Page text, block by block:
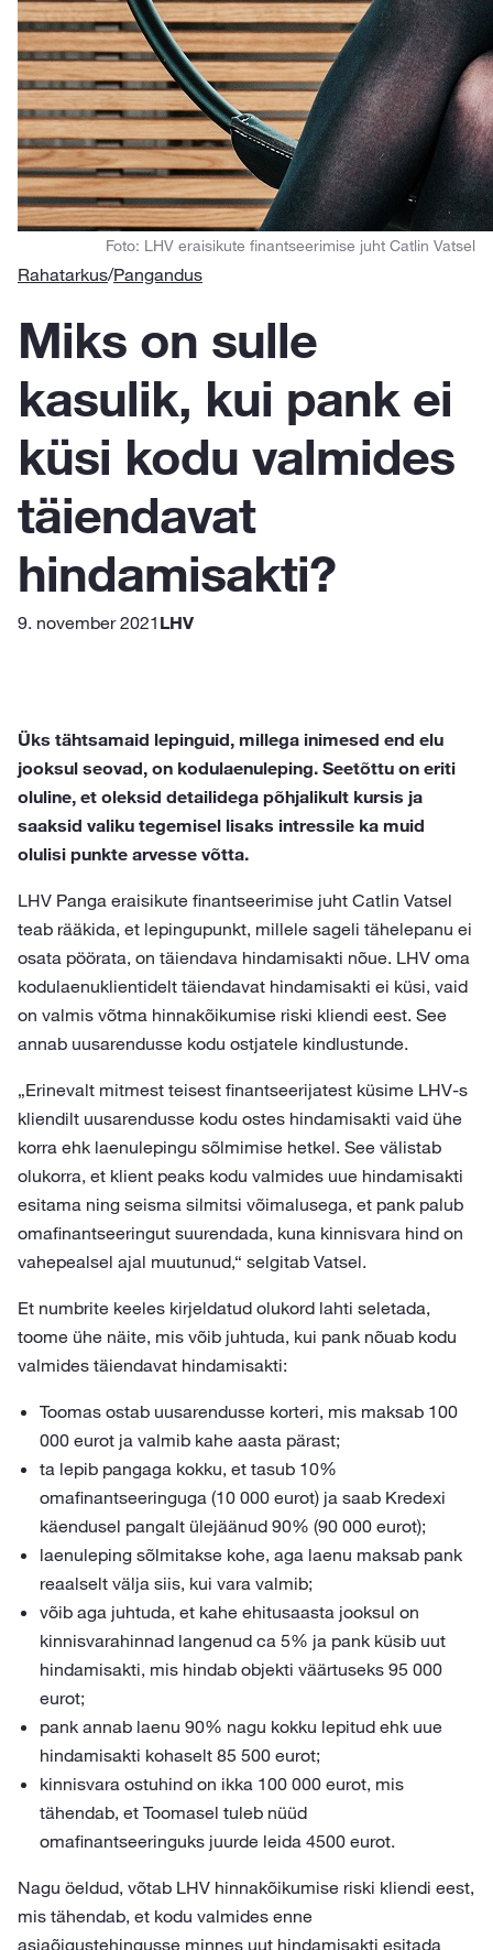
Foto: LHV eraisikute finantseerimise juht Catlin Vatsel
Rahatarkus/Pangandus
Miks on sulle
kasulik, kui pank ei
küsi kodu valmides
täiendavat
hindamisakti?
9. november 2021 LHV
Üks tähtsamaid lepinguid, millega inimesed end elu
jooksul seovad, on kodulaenuleping. Seetõttu on eriti
oluline, et oleksid detailidega põhjalikult kursis ja
saaksid valiku tegemisel lisaks intressile ka muid
olulisi punkte arvesse võtta.
LHV Panga eraisikute finantseerimise juht Catlin Vatsel
teab rääkida, et lepingupunkt, millele sageli tähelepanu ei
osata pöörata, on täiendava hindamisakti nõue. LHV oma
kodulaenuklientidelt täiendavat hindamisakti ei küsi, vaid
on valmis võtma hinnakõikumise riski kliendi eest. See
annab uusarendusse kodu ostjatele kindlustunde.
„Erinevalt mitmest teisest finantseerijatest küsime LHV-s
kliendilt uusarendusse kodu ostes hindamisakti vaid ühe
korra ehk laenulepingu sõlmimise hetkel. See välistab
olukorra, et klient peaks kodu valmides uue hindamisakti
esitama ning seisma silmitsi võimalusega, et pank palub
omafinantseeringut suurendada, kuna kinnisvara hind on
vahepealsel ajal muutunud,“ selgitab Vatsel.
Et numbrite keeles kirjeldatud olukord lahti seletada,
toome ühe näite, mis võib juhtuda, kui pank nõuab kodu
valmides täiendavat hindamisakti:
Toomas ostab uusarendusse korteri, mis maksab 100
000 eurot ja valmib kahe aasta pärast;
ta lepib pangaga kokku, et tasub 10%
omafinantseeringuga (10 000 eurot) ja saab Kredexi
käendusel pangalt ülejäänud 90% (90 000 eurot);
laenuleping sõlmitakse kohe, aga laenu maksab pank
reaalselt välja siis, kui vara valmib;
võib aga juhtuda, et kahe ehitusaasta jooksul on
kinnisvarahinnad langenud ca 5% ja pank küsib uut
hindamisakti, mis hindab objekti väärtuseks 95 000
eurot;
pank annab laenu 90% nagu kokku lepitud ehk uue
hindamisakti kohaselt 85 500 eurot;
kinnisvara ostuhind on ikka 100 000 eurot, mis
tähendab, et Toomasel tuleb nüüd
omafinantseeringuks juurde leida 4500 eurot.
Nagu öeldud, võtab LHV hinnakõikumise riski kliendi eest,
mis tähendab, et kodu valmides enne
asjaõigustehingusse minnes uut hindamisakti esitada